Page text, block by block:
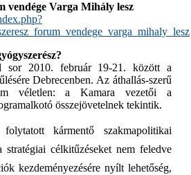
vendége Varga Mihály lesz
sor 2010. február 19-21. között a
Debrecenben. Az áthallás-szerű
véletlen: a Kamara vezetői a
összejövetelnek tekintik.
kármentő szakmapolitikai
stratégiai célkitűzéseket nem feledve
kezdeményezésére nyílt lehetőség,